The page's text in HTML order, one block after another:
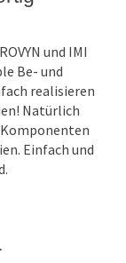
und IMI
Be- und
realisieren
Natürlich
Komponenten
Einfach und